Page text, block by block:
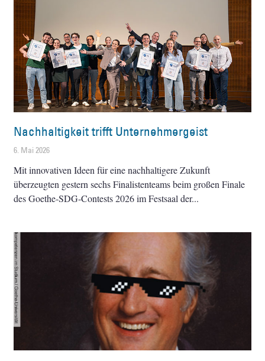
Nachhaltigkeit trifft Unternehmergeist
6. Mai 2026
Mit innovativen Ideen für eine nachhaltigere Zukunft
überzeugten gestern sechs Finalistenteams beim großen Finale
des Goethe-SDG-Contests 2026 im Festsaal der